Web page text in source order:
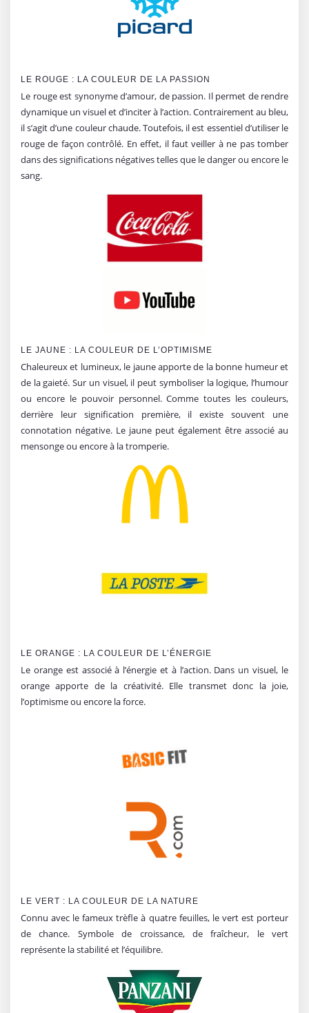
LE ROUGE : LA COULEUR DE LA PASSION
Le rouge est synonyme d’amour, de passion. Il permet de rendre
dynamique un visuel et d’inciter à l’action. Contrairement au bleu,
il s’agit d’une couleur chaude. Toutefois, il est essentiel d’utiliser le
rouge de façon contrôlé. En effet, il faut veiller à ne pas tomber
dans des significations négatives telles que le danger ou encore le
sang.
LE JAUNE : LA COULEUR DE L’OPTIMISME
Chaleureux et lumineux, le jaune apporte de la bonne humeur et
de la gaieté. Sur un visuel, il peut symboliser la logique, l’humour
ou encore le pouvoir personnel. Comme toutes les couleurs,
derrière leur signification première, il existe souvent une
connotation négative. Le jaune peut également être associé au
mensonge ou encore à la tromperie.
LE ORANGE : LA COULEUR DE L’ÉNERGIE
Le orange est associé à l’énergie et à l’action. Dans un visuel, le
orange apporte de la créativité. Elle transmet donc la joie,
l’optimisme ou encore la force.
LE VERT : LA COULEUR DE LA NATURE
Connu avec le fameux trèfle à quatre feuilles, le vert est porteur
de chance. Symbole de croissance, de fraîcheur, le vert
représente la stabilité et l’équilibre.